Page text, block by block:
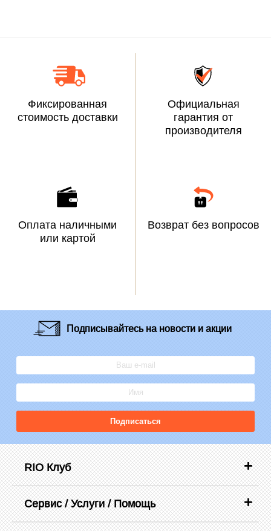
Фиксированная
стоимость доставки
Официальная
гарантия от
производителя
Оплата наличными
или картой
Возврат без вопросов
Подписывайтесьна новости и акции
Подписаться
RIO Клуб
Сервис / Услуги / Помощь